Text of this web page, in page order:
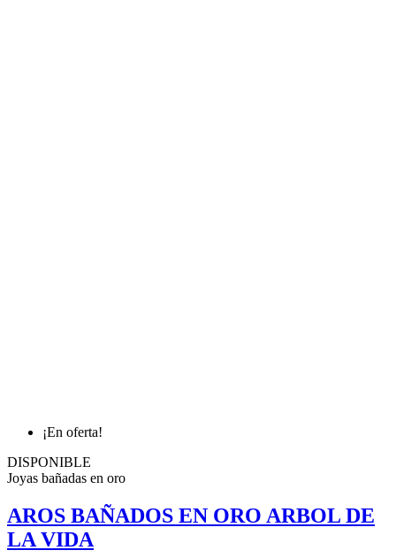
¡En oferta!
DISPONIBLE
Joyas bañadas en oro
AROS BAÑADOS EN ORO ARBOL DE
LA VIDA